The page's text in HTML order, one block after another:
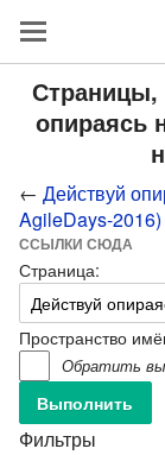
Страницы,
опираясь
← Действуй
AgileDays-2016)
ССЫЛКИ СЮДА
Страница:
Пространство
Обратить
Фильтры